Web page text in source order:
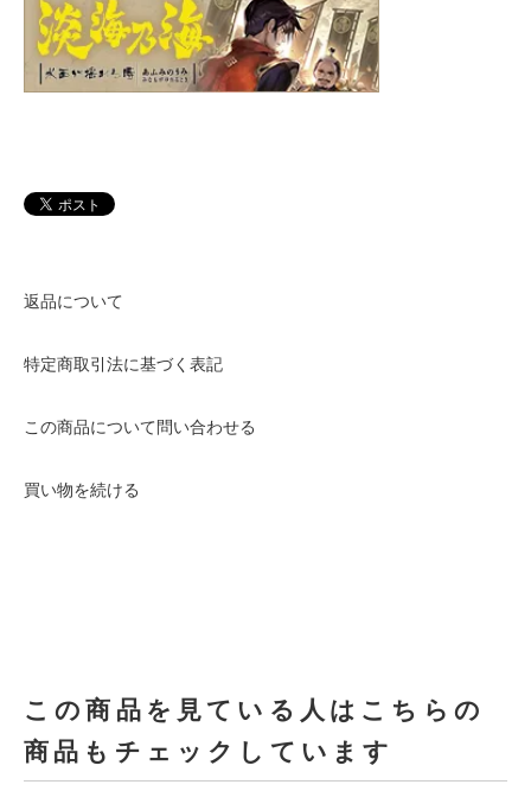
返品について
特定商取引法に基づく表記
この商品について問い合わせる
買い物を続ける
この商品を見ている人はこちらの
商品もチェックしています